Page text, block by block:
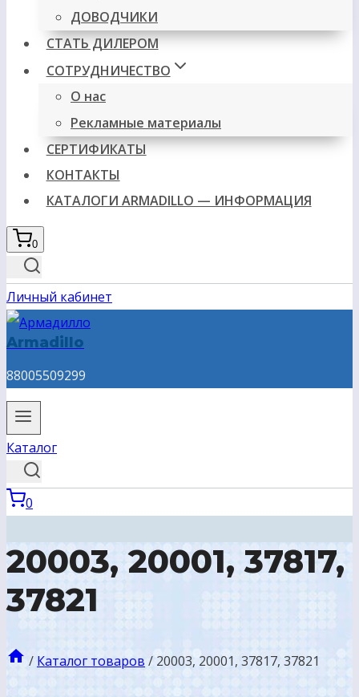
ДОВОДЧИКИ
СТАТЬ ДИЛЕРОМ
СОТРУДНИЧЕСТВО
О нас
Рекламные материалы
СЕРТИФИКАТЫ
КОНТАКТЫ
КАТАЛОГИ ARMADILLO — ИНФОРМАЦИЯ
0
Личный кабинет
Armadillo
88005509299
Каталог
0
20003, 20001, 37817,
37821
/ Каталог товаров / 20003, 20001, 37817, 37821